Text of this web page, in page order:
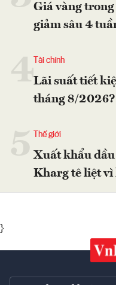
Giá vàng trong
giảm sâu 4
4 Tài chính
Lãi suất tiết
tháng 8/2026?
Thế giới
Xuất khẩu
Kharg tê liệt vì
}